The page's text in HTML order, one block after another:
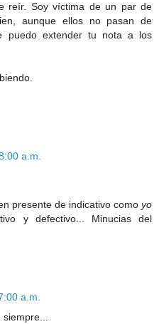
reír. Soy víctima de un par de
aunque ellos no pasan de
puedo extender tu nota a los
a.m.
presente de indicativo como yo
y defectivo... Minucias del
a.m.